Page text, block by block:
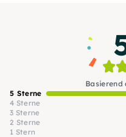
Basierend
5 Sterne
4 Sterne
3 Sterne
2 Sterne
1 Stern